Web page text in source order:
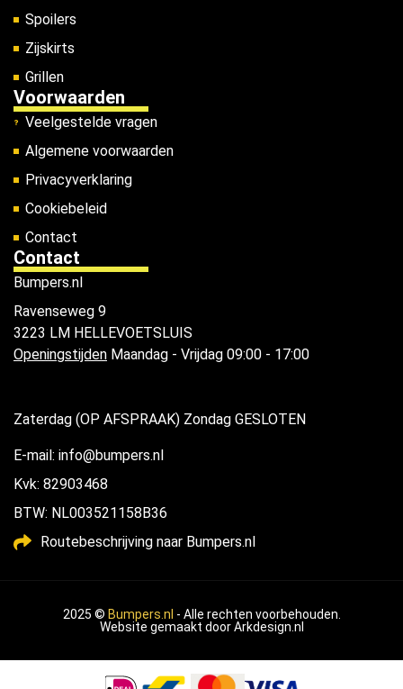
Spoilers
Zijskirts
Grillen
Voorwaarden
Veelgestelde vragen
Algemene voorwaarden
Privacyverklaring
Cookiebeleid
Contact
Contact
Bumpers.nl
Ravenseweg 9
3223 LM HELLEVOETSLUIS
Openingstijden Maandag - Vrijdag 09:00 - 17:00
Zaterdag (OP AFSPRAAK) Zondag GESLOTEN
E-mail: info@bumpers.nl
Kvk: 82903468
BTW: NL003521158B36
Routebeschrijving naar Bumpers.nl
2025 © Bumpers.nl - Alle rechten voorbehouden.
Website gemaakt doorArkdesign.nl